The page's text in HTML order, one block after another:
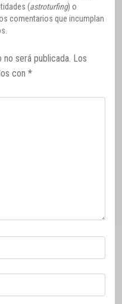
(astroturfing) o
comentarios que incumplan
será publicada. Los
con *